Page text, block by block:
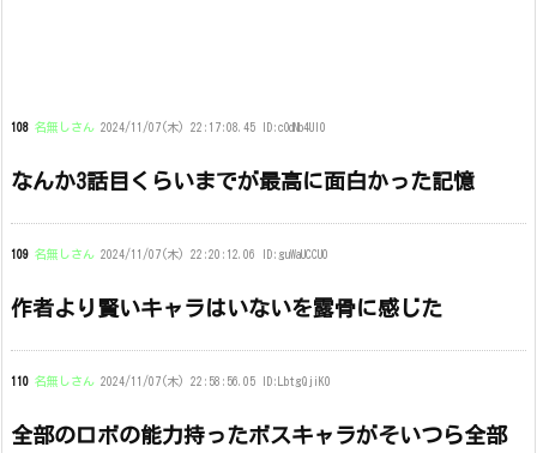
108 名無しさん 2024/11/07(木) 22:17:08.45 ID:cOdNb4UI0
なんか3話目くらいまでが最高に面白かった記憶
109 名無しさん 2024/11/07(木) 22:20:12.06 ID:guWaUCCU0
作者より賢いキャラはいないを露骨に感じた
110 名無しさん 2024/11/07(木) 22:58:56.05 ID:LbtgQjiK0
全部のロボの能力持ったボスキャラがそいつら全部